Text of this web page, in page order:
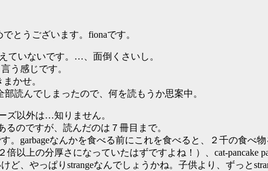
とうございます。fionaです。
ていないです。…、面倒くさいし。
う感じです。
かせ。
部読んでしまったので、何を読もうか思案中。
ズ以外は…知りません。
るのですが、読んだのは７冊目まで。
。garbageなんかを食べる前にこれを食べると、２千の食
倍以上の分厚さになっていたはずですよね！）、cat-
ど、やっぱりstrangeなんでしょうかね。子供より、ずっと